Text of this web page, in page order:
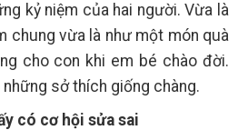
kỷ niệm của hai người. Vừa là
chung vừa là như một món quà
cho con khi em bé chào đời.
sở thích giống chàng.
có cơ hội sửa sai